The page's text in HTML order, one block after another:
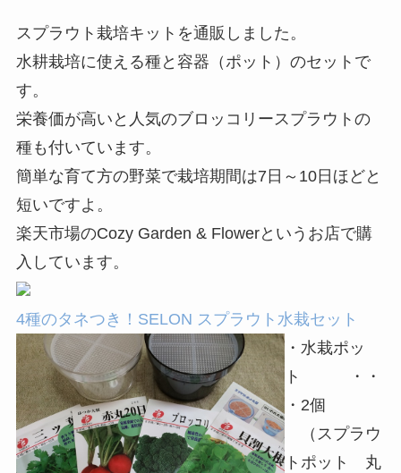
スプラウト栽培キットを通販しました。
水耕栽培に使える種と容器（ポット）のセットで
す。
栄養価が高いと人気のブロッコリースプラウトの
種も付いています。
簡単な育て方の野菜で栽培期間は7日～10日ほどと
短いですよ。
楽天市場のCozy Garden & Flowerというお店で購
入しています。
4種のタネつき！SELON スプラウト水栽セット
・水栽ポッ
ト ・・
・2個
（スプラウ
トポット 丸